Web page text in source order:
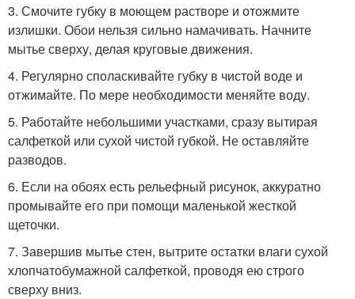
3. Смочите губку в моющем растворе и отожмите
излишки. Обои нельзя сильно намачивать. Начните
мытье сверху, делая круговые движения.
4. Регулярно споласкивайте губку в чистой воде и
отжимайте. По мере необходимости меняйте воду.
5. Работайте небольшими участками, сразу вытирая
салфеткой или сухой чистой губкой. Не оставляйте
разводов.
6. Если на обоях есть рельефный рисунок, аккуратно
промывайте его при помощи маленькой жесткой
щеточки.
7. Завершив мытье стен, вытрите остатки влаги сухой
хлопчатобумажной салфеткой, проводя ею строго
сверху вниз.